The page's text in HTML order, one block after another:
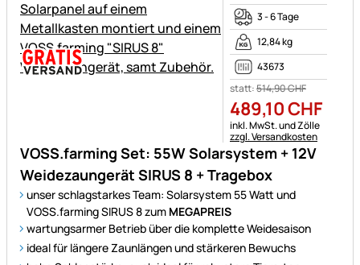
VOSS.farming Set: 55W Solarsystem + 12V
Weidezaungerät SIRUS 8 + Tragebox
unser schlagstarkes Team: Solarsystem 55 Watt und
VOSS.farming SIRUS 8 zum MEGAPREIS
wartungsarmer Betrieb über die komplette Weidesaison
ideal für längere Zaunlängen und stärkeren Bewuchs
3 - 6 Tage
12,84 kg
43673
statt:514,90CHF
489,10CHF
Steuerhinweis:
inkl. MwSt. und Zölle
zzgl. Versandkosten